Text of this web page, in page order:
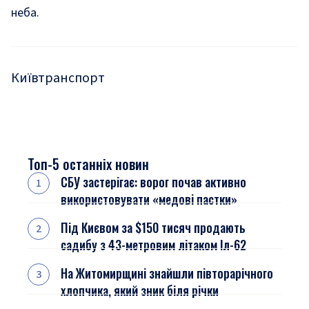
неба.
Київтранспорт
Топ-5 останніх новин
СБУ застерігає: ворог почав активно
використовувати «медові пастки»
Під Києвом за $150 тисяч продають
садибу з 43-метровим літаком Іл-62
На Житомирщині знайшли півторарічного
хлопчика, який зник біля річки